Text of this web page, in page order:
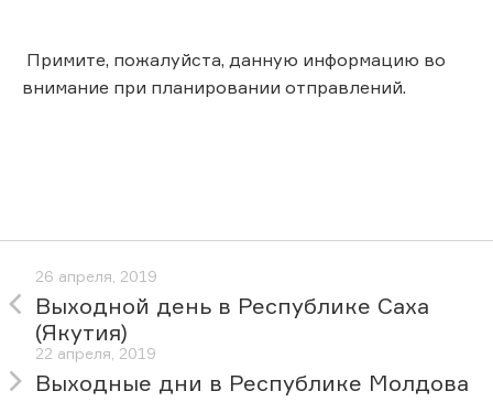
Примите, пожалуйста, данную информацию во
внимание при планировании отправлений.
26 апреля, 2019
Выходной день в Республике Саха
(Якутия)
22 апреля, 2019
Выходные дни в Республике Молдова